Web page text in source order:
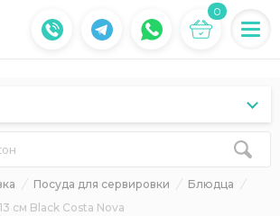
0
Посуда для сервировки
Блюдца
см Black Costa Nova